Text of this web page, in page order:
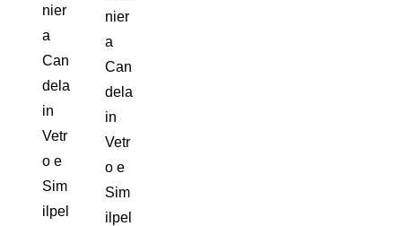
nier
a
Can
dela
in
Vetr
o e
Sim
ilpel
nier
a
Can
dela
in
Vetr
o e
Sim
ilpel